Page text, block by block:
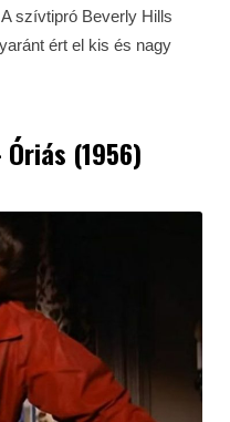
szívtipró Beverly Hills
ért el kis és nagy
(1956)